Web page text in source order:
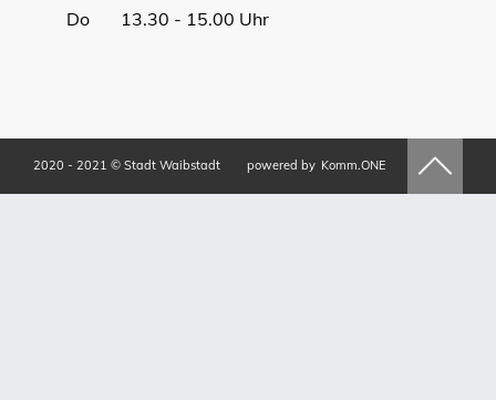
Do 13.30 - 15.00 Uhr
2020 - 2021 © Stadt Waibstadt powered by Komm.ONE